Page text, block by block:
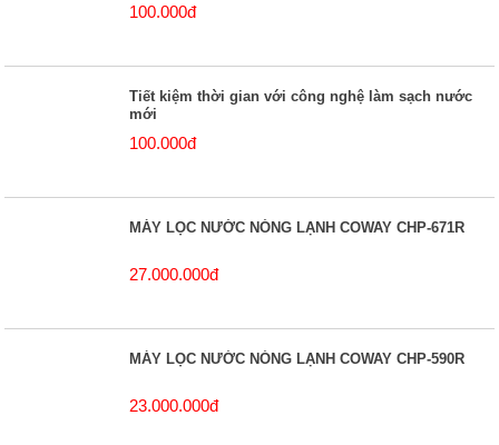
100.000đ
Tiết kiệm thời gian với công nghệ làm sạch nước
mới
100.000đ
MÁY LỌC NƯỚC NÓNG LẠNH COWAY CHP-671R
27.000.000đ
MÁY LỌC NƯỚC NÓNG LẠNH COWAY CHP-590R
23.000.000đ